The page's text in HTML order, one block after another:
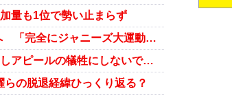
量も1位で勢い止まらず
TOBE、チャリティースポーツ競技イベント開催へ 「完全にジャニーズ大運動会」と話題
Number_iとSnow Manが禁断の初絡み 「忖度なしアピールの犠牲にしないで」とファン反発
の脱退経緯ひっくり返る？